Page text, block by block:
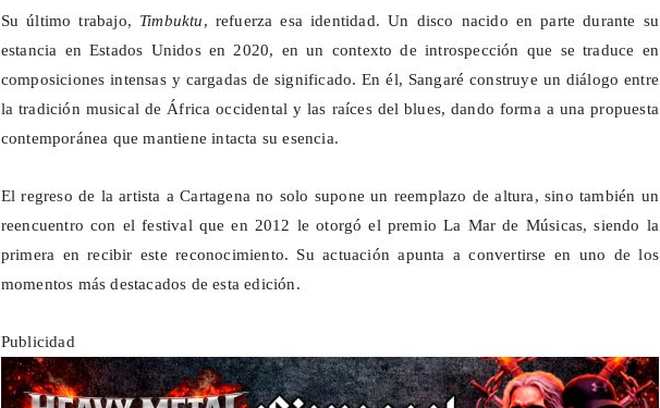
Su último trabajo, Timbuktu, refuerza esa identidad. Un disco nacido en parte durante su
estancia en Estados Unidos en 2020, en un contexto de introspección que se traduce en
composiciones intensas y cargadas de significado. En él, Sangaré construye un diálogo entre
la tradición musical de África occidental y las raíces del blues, dando forma a una propuesta
contemporánea que mantiene intacta su esencia.
El regreso de la artista a Cartagena no solo supone un reemplazo de altura, sino también un
reencuentro con el festival que en 2012 le otorgó el premio La Mar de Músicas, siendo la
primera en recibir este reconocimiento. Su actuación apunta a convertirse en uno de los
momentos más destacados de esta edición.
Publicidad